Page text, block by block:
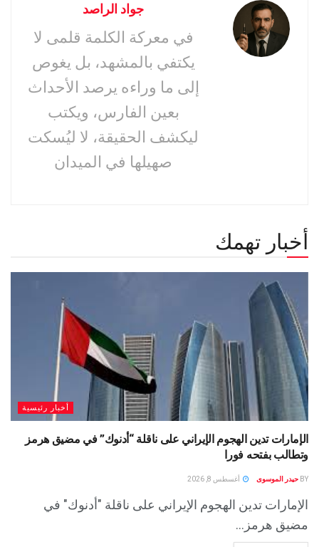
جواد الراصد
في معركة الكلمة قلمى لا
يكتفي بالمشهد، بل يغوص
إلى ما وراءه يرصد الأحداث
بعين الفارس، ويكتب
ليكشف الحقيقة، لا ليُسكت
صهيلها في الميدان
أخبار تهمك
أخبار رئيسية
الإمارات تدين الهجوم الإيراني على ناقلة “أدنوك” في مضيق هرمز
وتطالب بفتحه فورا
BY حيدر الموسوى أغسطس 8, 2026
الإمارات تدين الهجوم الإيراني على ناقلة "أدنوك" في
مضيق هرمز...